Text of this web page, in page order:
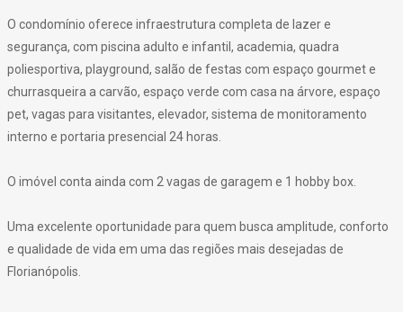
O condomínio oferece infraestrutura completa de lazer e
segurança, com piscina adulto e infantil, academia, quadra
poliesportiva, playground, salão de festas com espaço gourmet e
churrasqueira a carvão, espaço verde com casa na árvore, espaço
pet, vagas para visitantes, elevador, sistema de monitoramento
interno e portaria presencial 24 horas.
O imóvel conta ainda com 2 vagas de garagem e 1 hobby box.
Uma excelente oportunidade para quem busca amplitude, conforto
e qualidade de vida em uma das regiões mais desejadas de
Florianópolis.